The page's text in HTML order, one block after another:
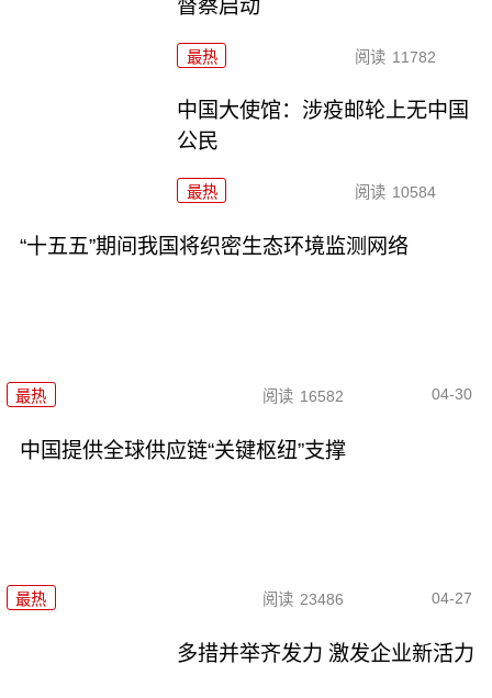
督察启动
最热 阅读 11782
中国大使馆：涉疫邮轮上无中国
公民
最热 阅读 10584
“十五五”期间我国将织密生态环境监测网络
最热 阅读 16582 04-30
中国提供全球供应链“关键枢纽”支撑
最热 阅读 23486 04-27
多措并举齐发力 激发企业新活力